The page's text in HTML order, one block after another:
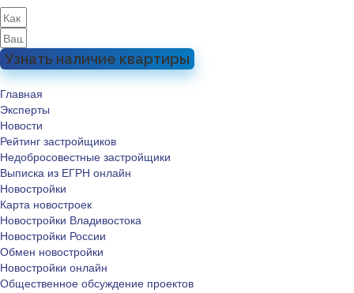
Узнать наличие квартиры
Главная
Эксперты
Новости
Рейтинг застройщиков
Недобросовестные застройщики
Выписка из ЕГРН онлайн
Новостройки
Карта новостроек
Новостройки Владивостока
Новостройки России
Обмен новостройки
Новостройки онлайн
Общественное обсуждение проектов